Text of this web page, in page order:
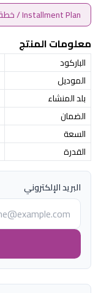
Installment Plan / خطة التقسيط
معلومات المنتج
الباركود
الموديل
بلد المنشاء
الضمان
السعة
القدرة
البريد الإلكتروني